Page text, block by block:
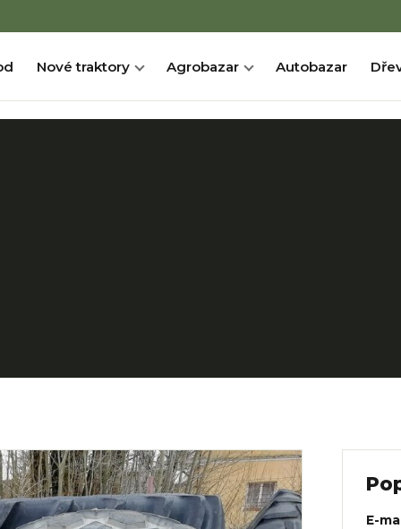
Nové traktory Agrobazar Autobazar
E-